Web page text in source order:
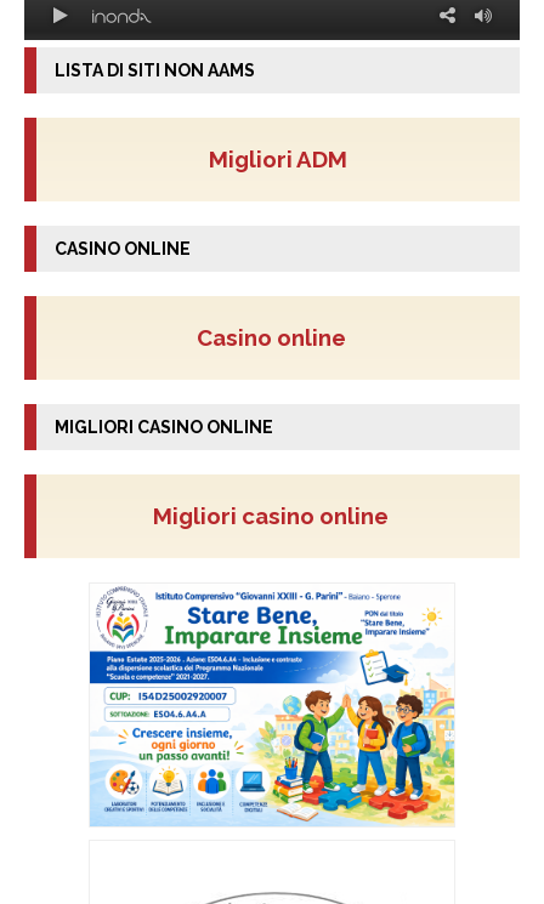
LISTA DI SITI NON AAMS
Migliori ADM
CASINO ONLINE
Casino online
MIGLIORI CASINO ONLINE
Migliori casino online